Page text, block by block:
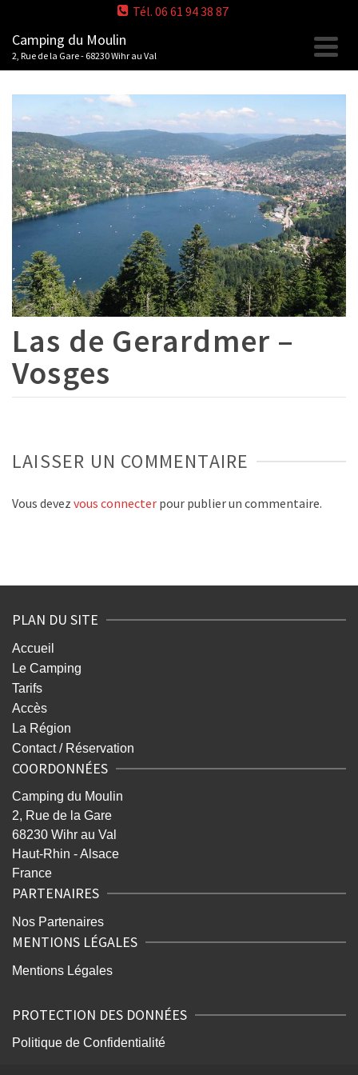
Tél. 06 61 94 38 87
Camping du Moulin
2, Rue de la Gare - 68230 Wihr au Val
Las de Gerardmer –
Vosges
LAISSER UN COMMENTAIRE
Vous devez vous connecter pour publier un commentaire.
PLAN DU SITE
Accueil
Le Camping
Tarifs
Accès
La Région
Contact / Réservation
COORDONNÉES
Camping du Moulin
2, Rue de la Gare
68230 Wihr au Val
Haut-Rhin - Alsace
France
PARTENAIRES
Nos Partenaires
MENTIONS LÉGALES
Mentions Légales
PROTECTION DES DONNÉES
Politique de Confidentialité